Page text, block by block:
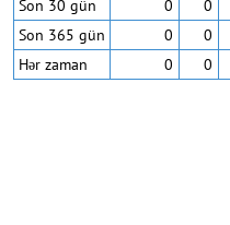
Son 30 gün
0 0
Son 365 gün
0 0
Hər zaman
0 0